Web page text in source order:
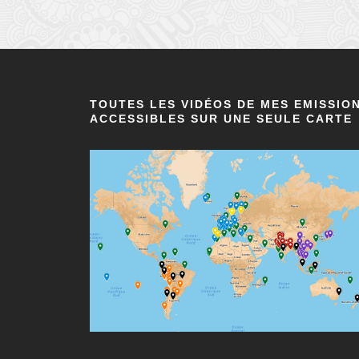
TOUTES LES VIDÉOS DE MES
ACCESSIBLES SUR UNE SEULE CARTE